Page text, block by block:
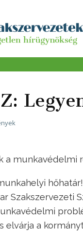
a munkavédelmi
Szakszervezeti
elvárja a